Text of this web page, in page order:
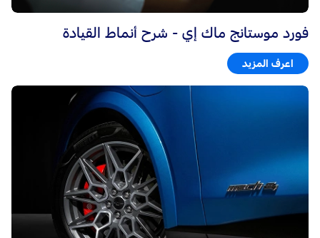
فورد موستانج ماك إي - شرح أنماط القيادة
اعرف المزيد